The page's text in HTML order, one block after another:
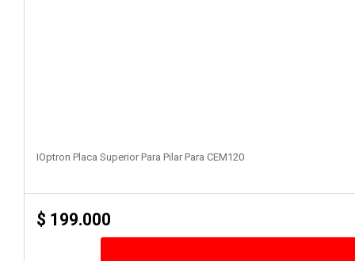
IOptron Placa Superior Para Pilar Para CEM120
$ 199.000